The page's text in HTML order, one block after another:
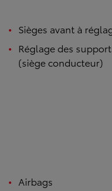
Sièges avant à
Réglage des
(siège conducteur)
Airbags